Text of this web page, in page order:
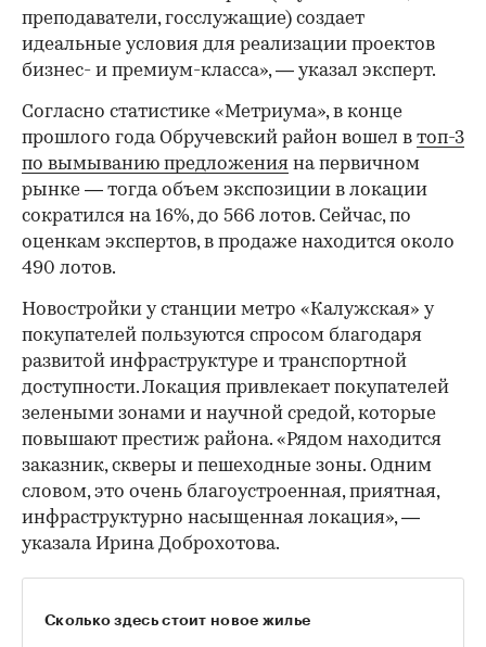
преподаватели, госслужащие) создает
идеальные условия для реализации проектов
бизнес- и премиум-класса», — указал эксперт.
Согласно статистике «Метриума», в конце
прошлого года Обручевский район вошел в топ-3
по вымыванию предложения на первичном
рынке — тогда объем экспозиции в локации
сократился на 16%, до 566 лотов. Сейчас, по
оценкам экспертов, в продаже находится около
490 лотов.
Новостройки у станции метро «Калужская» у
покупателей пользуются спросом благодаря
развитой инфраструктуре и транспортной
доступности. Локация привлекает покупателей
зелеными зонами и научной средой, которые
повышают престиж района. «Рядом находится
заказник, скверы и пешеходные зоны. Одним
словом, это очень благоустроенная, приятная,
инфраструктурно насыщенная локация», —
указала Ирина Доброхотова.
Сколько здесь стоит новое жилье